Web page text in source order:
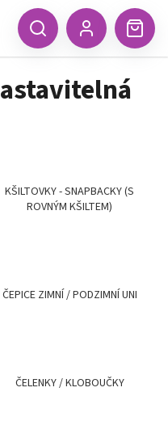
HledatPřihlášení
KŠILTOVKY - SNAPBACKY (S
ROVNÝM KŠILTEM)
ČEPICE ZIMNÍ / PODZIMNÍ UNI
ČELENKY / KLOBOUČKY